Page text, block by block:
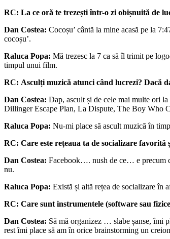
RC: La ce oră te trezești într-o zi obișnuită de
Dan Costea: Cocoșu’ cântă la mine acasă pe la
cocoșu’.
Raluca Popa: Mă trezesc la 7 ca să îl trimit pe
timpul unui film.
RC: Asculți muzică atunci când lucrezi? Dacă
Dan Costea: Dap, ascult și de cele mai multe ori
Dillinger Escape Plan, La Dispute, The Boy Who
Raluca Popa: Nu-mi place să ascult muzică în
RC: Care este rețeaua ta de socializare favorită
Dan Costea: Facebook…. nush de ce… e precum
nu.
Raluca Popa: Există și altă rețea de socializare în
RC: Care sunt instrumentele (software sau
Dan Costea: Să mă organizez … slabe șanse, îmi
rest îmi place să am în orice brainstorming un